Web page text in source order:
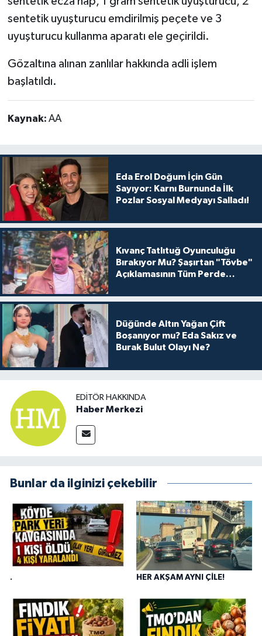
sentetik uyuşturucu emdirilmiş peçete ve 3
uyuşturucu kullanma aparatı ele geçirildi.
Gözaltına alınan zanlılar hakkında adli işlem
başlatıldı.
Kaynak: AA
Eda Erol Doğum İçin Gün
Sayıyor: Karnı Burnunda İlk
Pozlar Sosyal Medyayı Salladı!
Kıvanç Tatlıtuğ Oyunculuğu
Bırakıyor Mu? Şaşırtan "Tövbe"
Açıklamasının Tüm Perde
Düğünde Altın Yağan Çift
Boşanıyor mu? Eda Sakız ve
Burak Bulut Olayı Ne?
EDITÖR HAKKINDA
Haber Merkezi
Bunlar da ilginizi çekebilir
. HER AKŞAM AYNI ÇİLE!